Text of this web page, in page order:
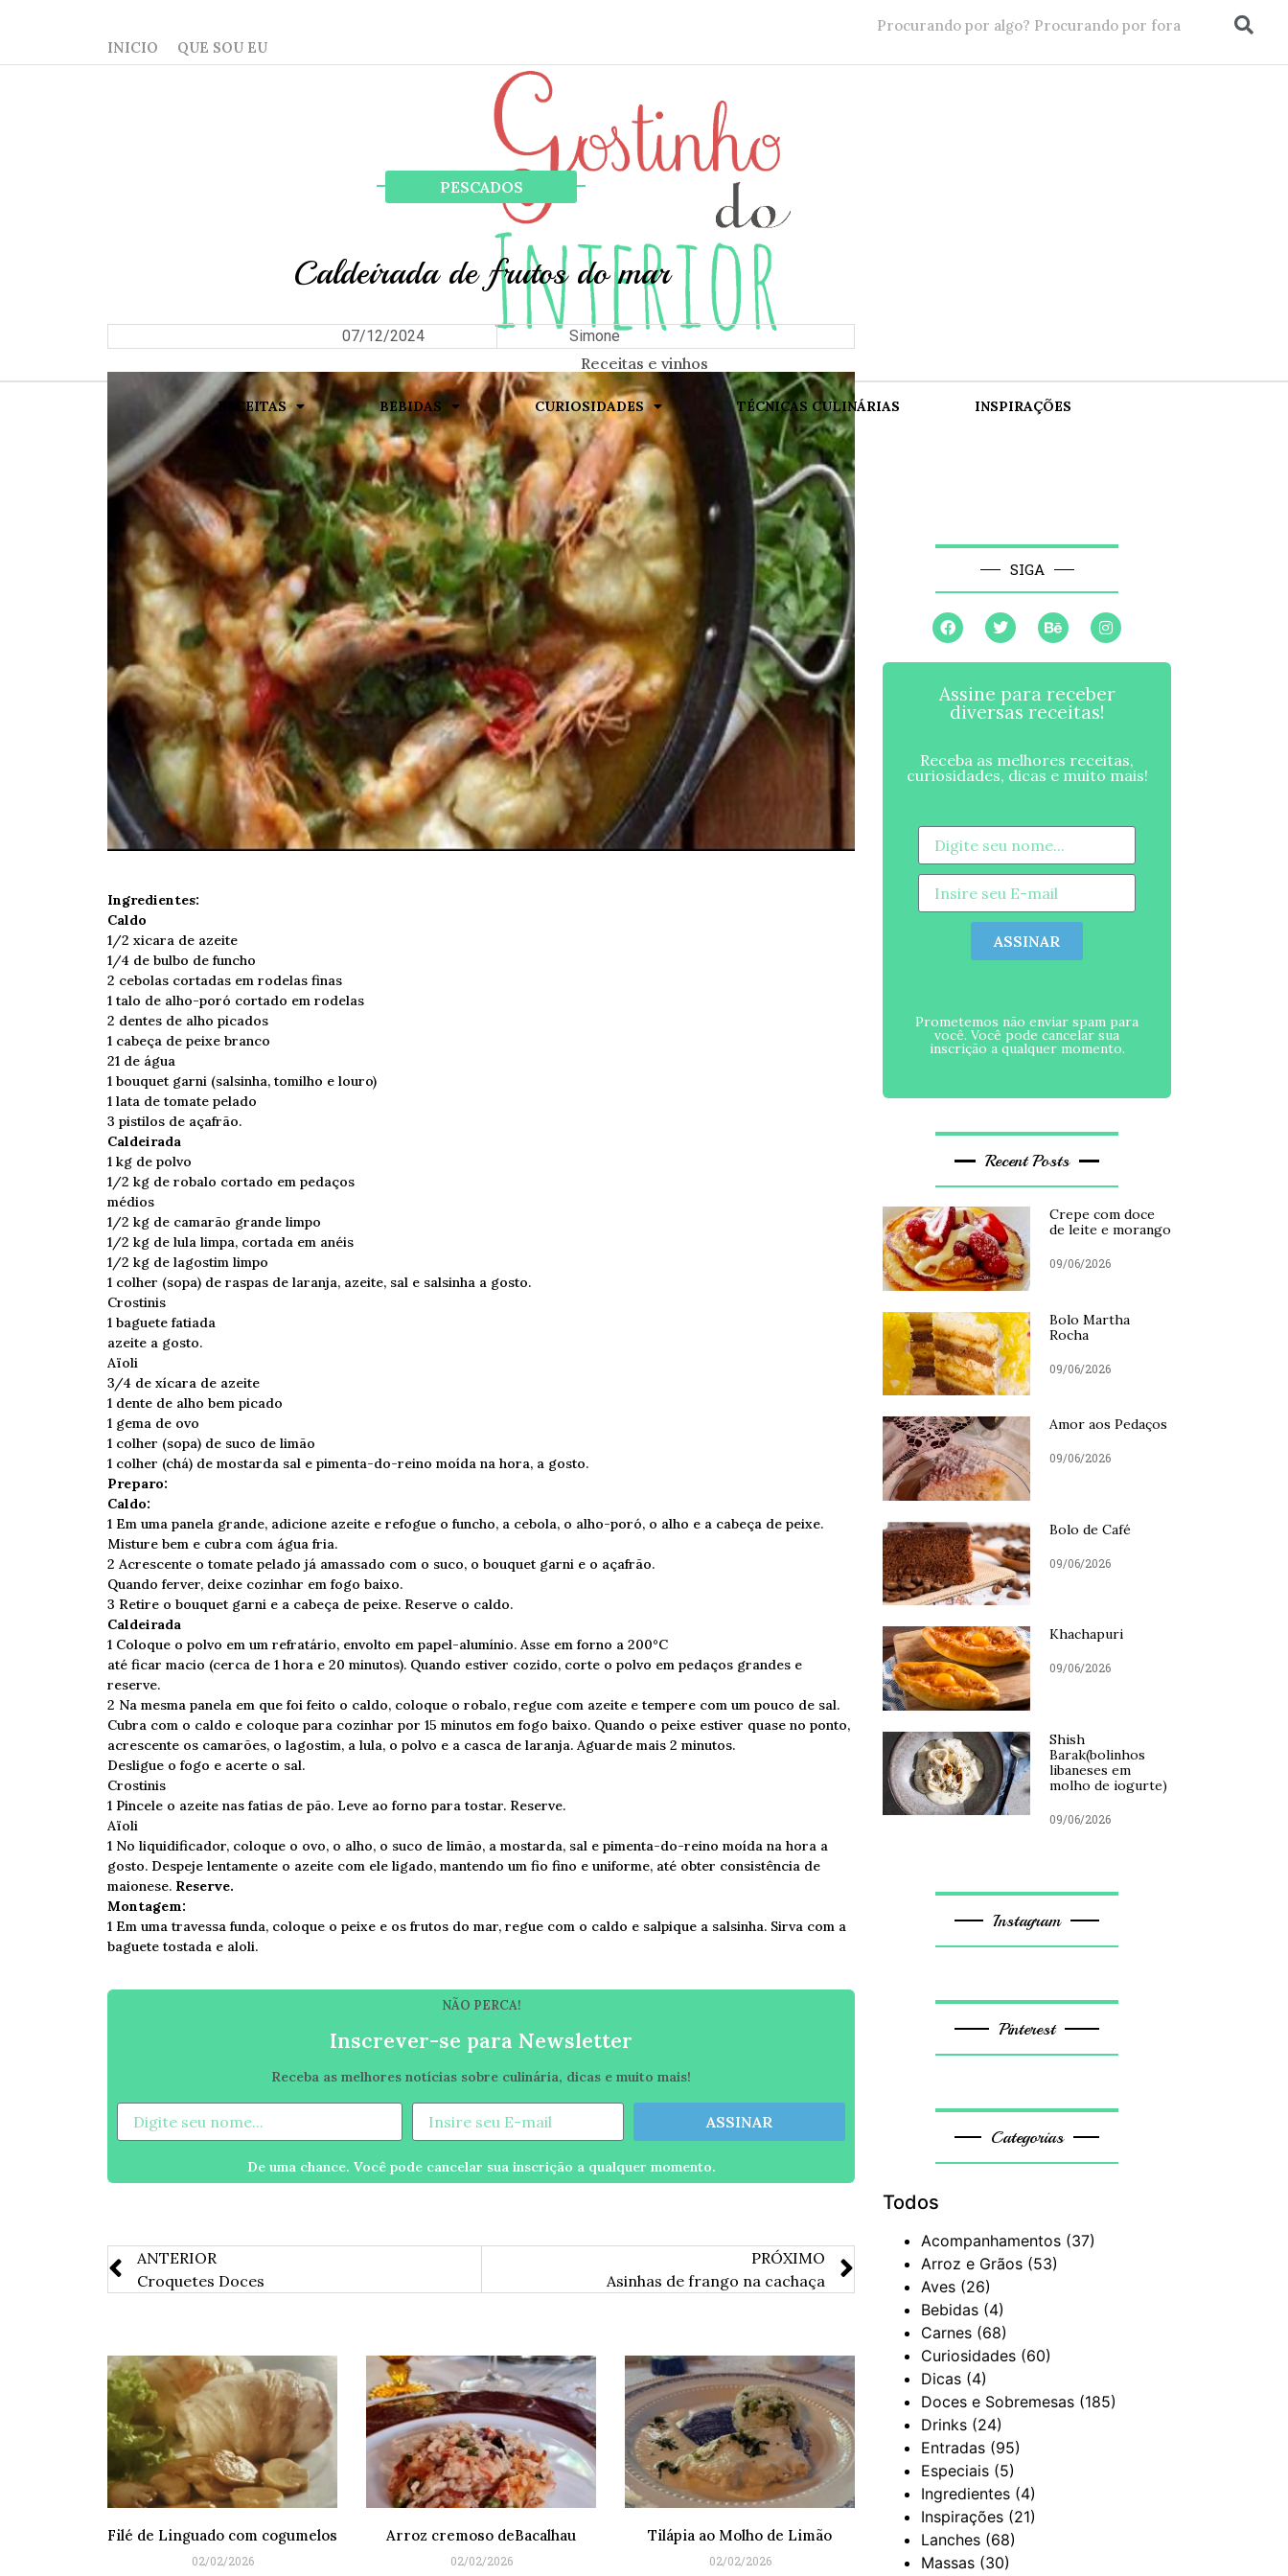
INICIO QUE SOU EU
Receitas e vinhos
RECEITAS BEBIDAS CURIOSIDADES TÉCNICAS CULINÁRIAS INSPIRAÇÕES
PESCADOS
ok
Caldeirada de frutos do mar
07/12/2024 Simone
Ingredientes:
Caldo
1/2 xicara de azeite
1/4 de bulbo de funcho
2 cebolas cortadas em rodelas finas
1 talo de alho-poró cortado em rodelas
2 dentes de alho picados
1 cabeça de peixe branco
21 de água
1 bouquet garni (salsinha, tomilho e louro)
1 lata de tomate pelado
3 pistilos de açafrão.
Caldeirada
1 kg de polvo
1/2 kg de robalo cortado em pedaços
médios
1/2 kg de camarão grande limpo
1/2 kg de lula limpa, cortada em anéis
1/2 kg de lagostim limpo
1 colher (sopa) de raspas de laranja, azeite, sal e salsinha a gosto.
Crostinis
1 baguete fatiada
azeite a gosto.
Aïoli
3/4 de xícara de azeite
1 dente de alho bem picado
1 gema de ovo
1 colher (sopa) de suco de limão
1 colher (chá) de mostarda sal e pimenta-do-reino moída na hora, a gosto.
Preparo:
Caldo:
1 Em uma panela grande, adicione azeite e refogue o funcho, a cebola, o alho-poró, o alho e a cabeça de peixe.
Misture bem e cubra com água fria.
2 Acrescente o tomate pelado já amassado com o suco, o bouquet garni e o açafrão.
Quando ferver, deixe cozinhar em fogo baixo.
3 Retire o bouquet garni e a cabeça de peixe. Reserve o caldo.
Caldeirada
1 Coloque o polvo em um refratário, envolto em papel-alumínio. Asse em forno a 200°C
até ficar macio (cerca de 1 hora e 20 minutos). Quando estiver cozido, corte o polvo em pedaços grandes e
reserve.
2 Na mesma panela em que foi feito o caldo, coloque o robalo, regue com azeite e tempere com um pouco de sal.
Cubra com o caldo e coloque para cozinhar por 15 minutos em fogo baixo. Quando o peixe estiver quase no ponto,
acrescente os camarões, o lagostim, a lula, o polvo e a casca de laranja. Aguarde mais 2 minutos.
Desligue o fogo e acerte o sal.
Crostinis
1 Pincele o azeite nas fatias de pão. Leve ao forno para tostar. Reserve.
Aïoli
1 No liquidificador, coloque o ovo, o alho, o suco de limão, a mostarda, sal e pimenta-do-reino moída na hora a
gosto. Despeje lentamente o azeite com ele ligado, mantendo um fio fino e uniforme, até obter consistência de
maionese. Reserve.
Montagem:
1 Em uma travessa funda, coloque o peixe e os frutos do mar, regue com o caldo e salpique a salsinha. Sirva com a
baguete tostada e aloli.
NÃO PERCA!
Inscrever-se para Newsletter
Receba as melhores notícias sobre culinária, dicas e muito mais!
ASSINAR
De uma chance. Você pode cancelar sua inscrição a qualquer momento.
ANTERIOR
Croquetes Doces
PRÓXIMO
Asinhas de frango na cachaça
Filé de Linguado com cogumelos
02/02/2026
Arroz cremoso deBacalhau
02/02/2026
Tilápia ao Molho de Limão
02/02/2026
SIGA
Assine para receber
diversas receitas!
Receba as melhores receitas,
curiosidades, dicas e muito mais!
ASSINAR
Prometemos não enviar spam para
você. Você pode cancelar sua
inscrição a qualquer momento.
Recent Posts
Crepe com doce
de leite e morango
09/06/2026
Bolo Martha
Rocha
09/06/2026
Amor aos Pedaços
09/06/2026
Bolo de Café
09/06/2026
Khachapuri
09/06/2026
Shish
Barak(bolinhos
libaneses em
molho de iogurte)
09/06/2026
Instagram
Pinterest
Categorias
Todos
Acompanhamentos (37)
Arroz e Grãos (53)
Aves (26)
Bebidas (4)
Carnes (68)
Curiosidades (60)
Dicas (4)
Doces e Sobremesas (185)
Drinks (24)
Entradas (95)
Especiais (5)
Ingredientes (4)
Inspirações (21)
Lanches (68)
Massas (30)